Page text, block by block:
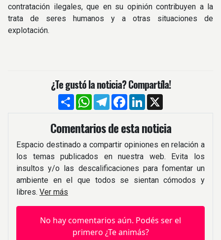
contratación ilegales, que en su opinión contribuyen a la
trata de seres humanos y a otras situaciones de
explotación.
¿Te gustó la noticia? Compartíla!
CompartirWhatsApp
TelegramFacebook
LinkedIn
Comentarios de esta noticia
Espacio destinado a compartir opiniones en relación a
los temas publicados en nuestra web. Evita los
insultos y/o las descalificaciones para fomentar un
ambiente en el que todos se sientan cómodos y
libres. Ver más
No hay comentarios aún. Podés ser el
primero ¿Te animás?